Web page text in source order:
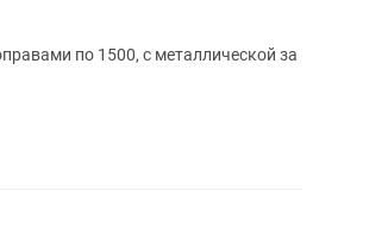
по 1500, с металлической за